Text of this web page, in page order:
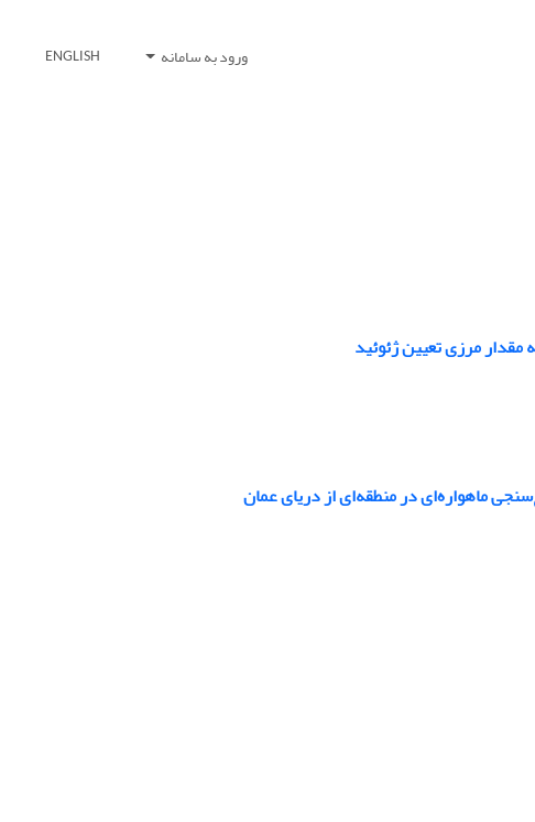
ورود به سامانه ENGLISH
ماهواره‌ای در منطقه‌ای از دریای عمان